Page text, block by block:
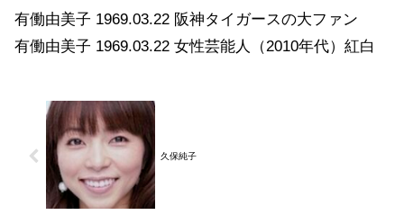
有働由美子 1969.03.22 阪神タイガースの大ファン
有働由美子 1969.03.22 女性芸能人（2010年代）紅白
久保純子